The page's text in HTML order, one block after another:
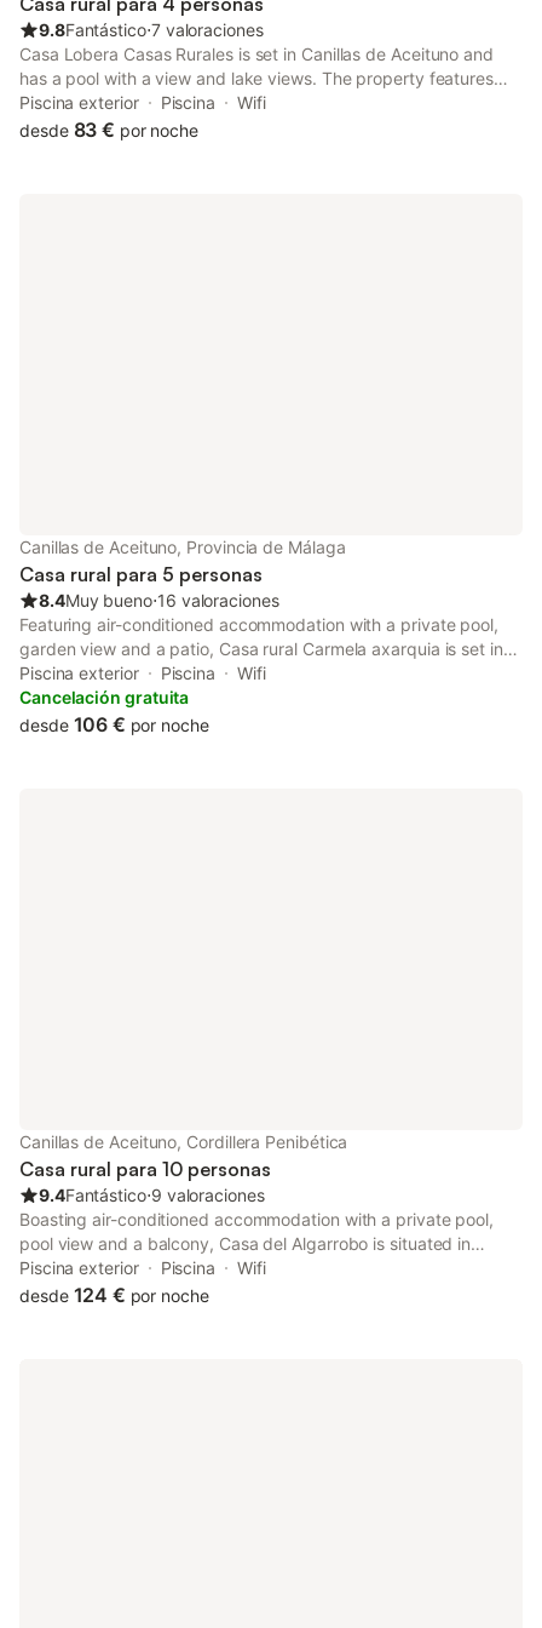
9.8Fantástico⋅7 valoraciones
Casa Lobera Casas Rurales is set in Canillas de Aceituno and
has a pool with a view and lake views. The property features
pool and garden views, and is 50 km from Gibralfaro Viewpoint.
Piscina exterior Piscina
Wifi
desde 83 € por noche
Canillas de Aceituno, Provincia de Málaga
Casa rural para 5 personas
8.4Muy bueno⋅16 valoraciones
Featuring air-conditioned accommodation with a private pool,
garden view and a patio, Casa rural Carmela axarquia is set in
Málaga. The property features city views and is 44 km from
Malaga Park and 44 km from Picasso Museum Málaga.
Piscina exterior Piscina
Wifi
Cancelación gratuita
desde 106 € por noche
Canillas de Aceituno, Cordillera Penibética
Casa rural para 10 personas
9.4Fantástico⋅9 valoraciones
Boasting air-conditioned accommodation with a private pool,
pool view and a balcony, Casa del Algarrobo is situated in
Canillas de Aceituno. This property offers access to a terrace,
free private parking and free WiFi.
Piscina exterior Piscina
Wifi
desde 124 € por noche